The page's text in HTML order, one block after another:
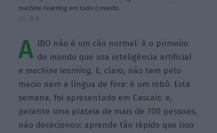
machine-learning em todo o mundo.
D.R.
A IBO não é um cão normal: é o primeiro
do mundo que usa inteligência artificial
e machine learning. E, claro, não tem pelo
macio nem a língua de fora: é um robô. Esta
semana, foi apresentado em Cascais: e,
perante uma plateia de mais de 700 pessoas,
não dececionou: aprende tão rápido que isso